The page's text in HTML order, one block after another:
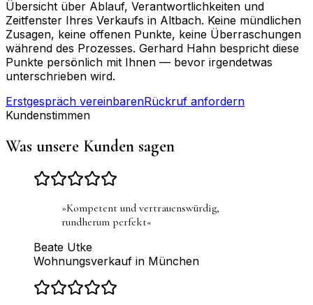
Übersicht über Ablauf, Verantwortlichkeiten und
Zeitfenster Ihres Verkaufs in Altbach. Keine mündlichen
Zusagen, keine offenen Punkte, keine Überraschungen
während des Prozesses. Gerhard Hahn bespricht diese
Punkte persönlich mit Ihnen — bevor irgendetwas
unterschrieben wird.
Erstgespräch vereinbarenRückruf anfordern
Kundenstimmen
Was unsere Kunden sagen
»Kompetent und vertrauenswürdig,
rundherum perfekt«
Beate Utke
Wohnungsverkauf in München